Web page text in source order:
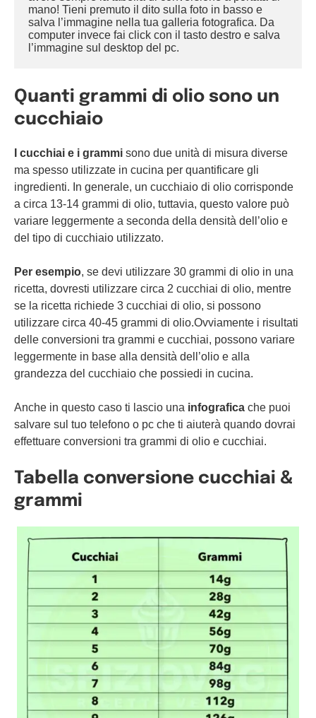
mano! Tieni premuto il dito sulla foto in basso e
salva l’immagine nella tua galleria fotografica. Da
computer invece fai click con il tasto destro e salva
l’immagine sul desktop del pc.
Quanti grammi di olio sono un
cucchiaio
I cucchiai e i grammi sono due unità di misura diverse
ma spesso utilizzate in cucina per quantificare gli
ingredienti. In generale, un cucchiaio di olio corrisponde
a circa 13-14 grammi di olio, tuttavia, questo valore può
variare leggermente a seconda della densità dell’olio e
del tipo di cucchiaio utilizzato.
Per esempio, se devi utilizzare 30 grammi di olio in una
ricetta, dovresti utilizzare circa 2 cucchiai di olio, mentre
se la ricetta richiede 3 cucchiai di olio, si possono
utilizzare circa 40-45 grammi di olio.Ovviamente i risultati
delle conversioni tra grammi e cucchiai, possono variare
leggermente in base alla densità dell’olio e alla
grandezza del cucchiaio che possiedi in cucina.
Anche in questo caso ti lascio una infografica che puoi
salvare sul tuo telefono o pc che ti aiuterà quando dovrai
effettuare conversioni tra grammi di olio e cucchiai.
Tabella conversione cucchiai &
grammi